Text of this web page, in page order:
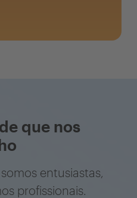
que nos
entusiastas,
profissionais.